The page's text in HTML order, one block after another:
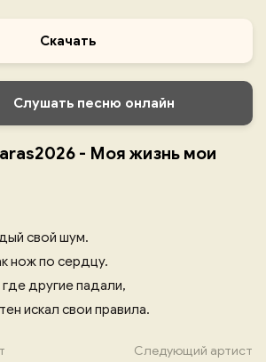
Скачать
Слушать песню онлайн
- Моя жизнь мои
свой шум.
нож по сердцу.
другие падали,
искал свои правила.
Следующий артист